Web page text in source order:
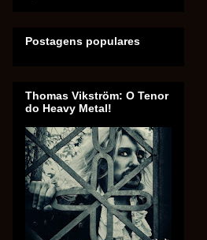
Postagens populares
Thomas Vikström: O Tenor
do Heavy Metal!